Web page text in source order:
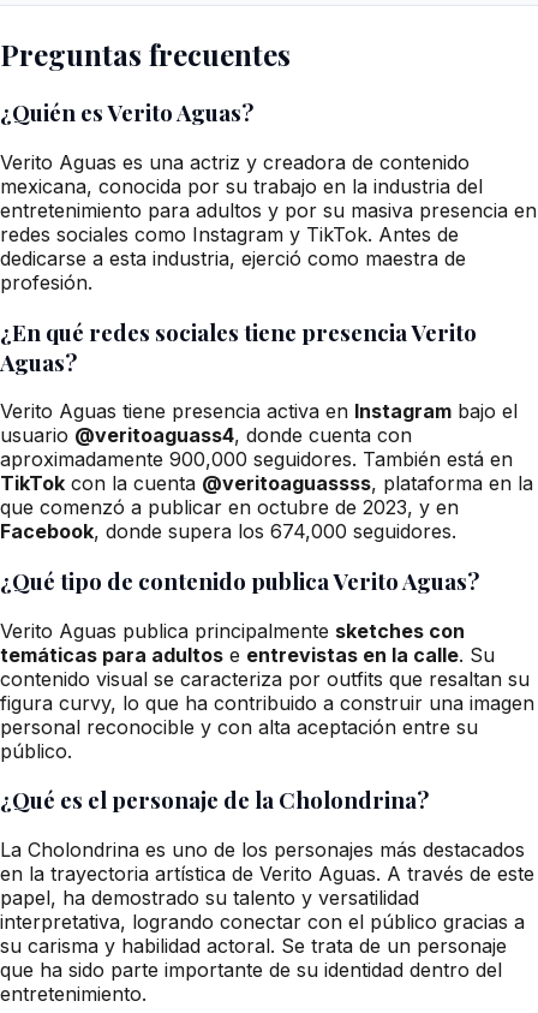
Preguntas frecuentes
¿Quién es Verito Aguas?
Verito Aguas es una actriz y creadora de contenido
mexicana, conocida por su trabajo en la industria del
entretenimiento para adultos y por su masiva presencia en
redes sociales como Instagram y TikTok. Antes de
dedicarse a esta industria, ejerció como maestra de
profesión.
¿En qué redes sociales tiene presencia Verito
Aguas?
Verito Aguas tiene presencia activa en Instagram bajo el
usuario @veritoaguass4, donde cuenta con
aproximadamente 900,000 seguidores. También está en
TikTok con la cuenta @veritoaguassss, plataforma en la
que comenzó a publicar en octubre de 2023, y en
Facebook, donde supera los 674,000 seguidores.
¿Qué tipo de contenido publica Verito Aguas?
Verito Aguas publica principalmente sketches con
temáticas para adultos e entrevistas en la calle. Su
contenido visual se caracteriza por outfits que resaltan su
figura curvy, lo que ha contribuido a construir una imagen
personal reconocible y con alta aceptación entre su
público.
¿Qué es el personaje de la Cholondrina?
La Cholondrina es uno de los personajes más destacados
en la trayectoria artística de Verito Aguas. A través de este
papel, ha demostrado su talento y versatilidad
interpretativa, logrando conectar con el público gracias a
su carisma y habilidad actoral. Se trata de un personaje
que ha sido parte importante de su identidad dentro del
entretenimiento.